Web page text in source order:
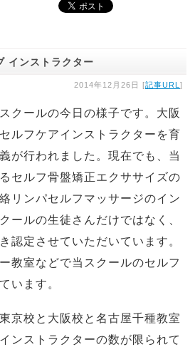
インストラクター
2014年12月26日 [記事URL ]
クールの今日の様子です。大阪
ルフケアインストラクターを育
が行われました。現在でも、当
セルフ骨盤矯正エクササイズの
リンパセルフマッサージのイン
ールの生徒さんだけではなく、
認定させていただいています。
教室などで当スクールのセルフ
います。
京校と大阪校と名古屋千種教室
ンストラクターの数が限られて